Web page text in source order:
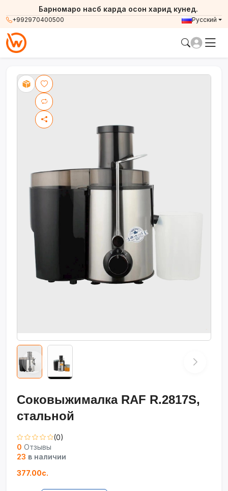
+992970400500
Барномаро насб карда осон харид кунед.
Русский
Соковыжималка RAF R.2817S,
стальной
(0)
0 Отзывы
23 в наличии
377.00с.